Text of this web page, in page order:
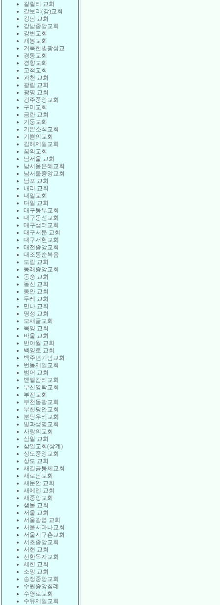
갈릴리 교회
갈보리(강)교회
강남 교회
강남중앙교회
강변교회
개봉교회
거룩한빛광성교
경동교회
경향교회
고척교회
과천 교회
광림 교회
광명 교회
광주중앙교회
구미교회
금란 교회
기둥교회
기쁜소식교회
기쁨의교회
김해제일교회
꿈의교회
남서울 교회
남서울은혜교회
남서울중앙교회
남포 교회
내리 교회
내일교회
다일 교회
대구동부교회
대구동신교회
대구샘터교회
대구서문 교회
대구서현교회
대전중앙교회
대조동순복음
도림 교회
동래중앙교회
동숭 교회
동신 교회
동안 교회
두레 교회
만나 교회
명성 교회
모새골교회
목양 교회
바울 교회
반야월 교회
백양로 교회
백주년기념교회
번동제일교회
범어 교회
벧엘감리교회
부산영락교회
부전교회
부천동광교회
부천평안교회
분당우리교회
빛과생명교회
사랑의교회
삼일 교회
삼일교회(상계)
상도중앙교회
상도 교회
새길공동체교회
새로남교회
새문안 교회
새에덴 교회
새중앙교회
샘물 교회
서울 교회
서울광염 교회
서울서마나교회
서울지구촌교회
서초중앙교회
서현 교회
선한목자교회
세한 교회
소망 교회
송정중앙교회
수원중앙침례
수영로교회
수유제일교회